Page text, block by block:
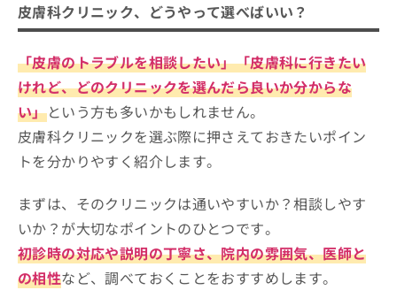
皮膚科クリニック、どうやって選べばいい？
「皮膚のトラブルを相談したい」「皮膚科に行きたい
けれど、どのクリニックを選んだら良いか分からな
い」という方も多いかもしれません。
皮膚科クリニックを選ぶ際に押さえておきたいポイン
トを分かりやすく紹介します。
まずは、そのクリニックは通いやすいか？相談しやす
いか？が大切なポイントのひとつです。
初診時の対応や説明の丁寧さ、院内の雰囲気、医師と
の相性など、調べておくことをおすすめします。